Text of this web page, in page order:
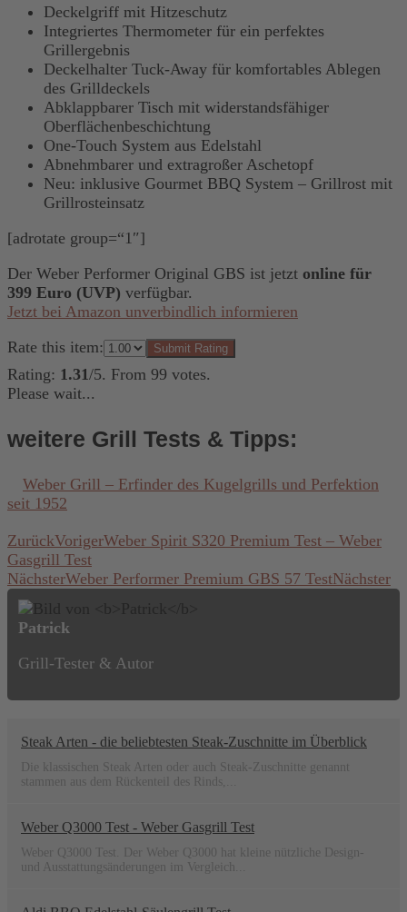
Deckelgriff mit Hitzeschutz
Integriertes Thermometer für ein perfektes
Grillergebnis
Deckelhalter Tuck-Away für komfortables Ablegen
des Grilldeckels
Abklappbarer Tisch mit widerstandsfähiger
Oberflächenbeschichtung
One-Touch System aus Edelstahl
Abnehmbarer und extragroßer Aschetopf
Neu: inklusive Gourmet BBQ System – Grillrost mit
Grillrosteinsatz
[adrotate group=“1″]
Der Weber Performer Original GBS ist jetzt online für
399 Euro (UVP) verfügbar.
Jetzt bei Amazon unverbindlich informieren
Rate this item:
Submit Rating
Rating: 1.31/5. From 99 votes.
Please wait...
weitere Grill Tests & Tipps:
Weber Grill – Erfinder des Kugelgrills und Perfektion
seit 1952
ZurückVorigerWeber Spirit S320 Premium Test – Weber
Gasgrill Test
NächsterWeber Performer Premium GBS 57 TestNächster
Patrick
Grill-Tester & Autor
Steak Arten - die beliebtesten Steak-Zuschnitte im Überblick
Die klassischen Steak Arten oder auch Steak-Zuschnitte genannt
stammen aus dem Rückenteil des Rinds,...
Weber Q3000 Test - Weber Gasgrill Test
Weber Q3000 Test. Der Weber Q3000 hat kleine nützliche Design-
und Ausstattungsänderungen im Vergleich...